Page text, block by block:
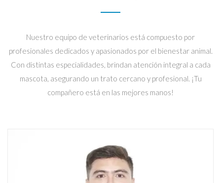
Nuestro equipo de veterinarios está compuesto por
profesionales dedicados y apasionados por el bienestar animal.
Con distintas especialidades, brindan atención integral a cada
mascota, asegurando un trato cercano y profesional. ¡Tu
compañero está en las mejores manos!